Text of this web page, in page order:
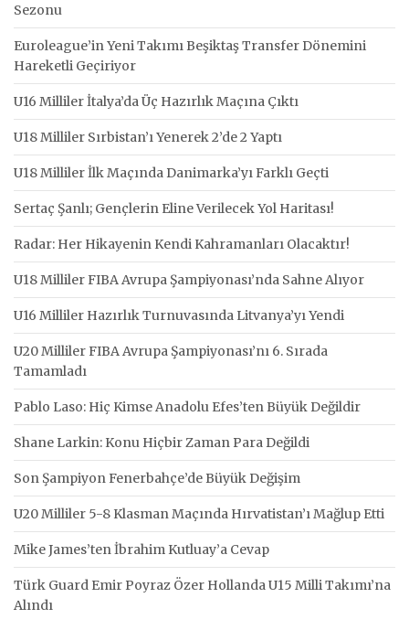
Sezonu
Euroleague’in Yeni Takımı Beşiktaş Transfer Dönemini
Hareketli Geçiriyor
U16 Milliler İtalya’da Üç Hazırlık Maçına Çıktı
U18 Milliler Sırbistan’ı Yenerek 2’de 2 Yaptı
U18 Milliler İlk Maçında Danimarka’yı Farklı Geçti
Sertaç Şanlı; Gençlerin Eline Verilecek Yol Haritası!
Radar: Her Hikayenin Kendi Kahramanları Olacaktır!
U18 Milliler FIBA Avrupa Şampiyonası’nda Sahne Alıyor
U16 Milliler Hazırlık Turnuvasında Litvanya’yı Yendi
U20 Milliler FIBA Avrupa Şampiyonası’nı 6. Sırada
Tamamladı
Pablo Laso: Hiç Kimse Anadolu Efes’ten Büyük Değildir
Shane Larkin: Konu Hiçbir Zaman Para Değildi
Son Şampiyon Fenerbahçe’de Büyük Değişim
U20 Milliler 5-8 Klasman Maçında Hırvatistan’ı Mağlup Etti
Mike James’ten İbrahim Kutluay’a Cevap
Türk Guard Emir Poyraz Özer Hollanda U15 Milli Takımı’na
Alındı